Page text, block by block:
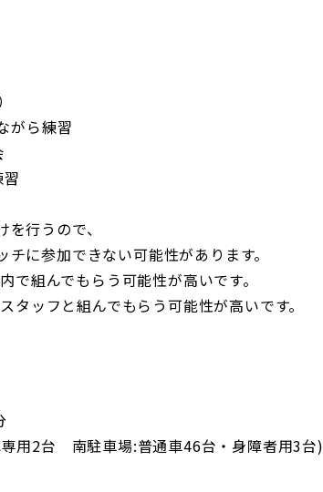
がら練習
行うので、
に参加できない可能性があります。
組んでもらう可能性が高いです。
ッフと組んでもらう可能性が高いです。
用2台 南駐車場:普通車46台・身障者用3台)